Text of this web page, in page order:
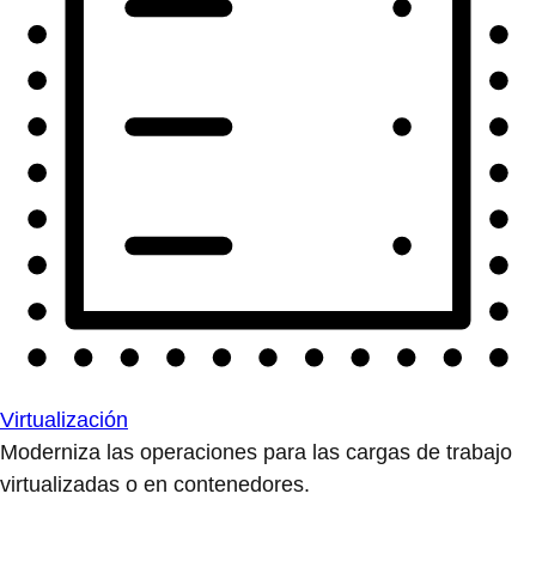
Virtualización
Moderniza las operaciones para las cargas de trabajo
virtualizadas o en contenedores.